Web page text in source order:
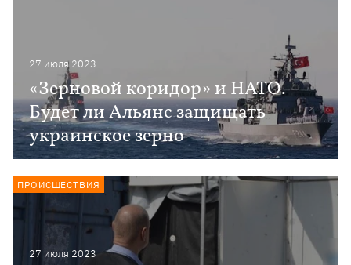
27 июля 2023
«Зерновой коридор» и НАТО.
Будет ли Альянс защищать
украинское зерно
27 июля 2023
ПРОИСШЕСТВИЯ